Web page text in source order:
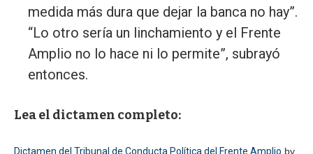
medida más dura que dejar la banca no hay”.
“Lo otro sería un linchamiento y el Frente
Amplio no lo hace ni lo permite”, subrayó
entonces.
Lea el dictamen completo:
Dictamen del Tribunal de Conducta Política del Frente Amplio by